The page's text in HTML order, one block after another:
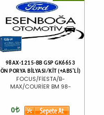
98AX-1215-BB GSP GK6653
ÖN PORYA BİLYASI/KİT (+ABS'Lİ)
FOCUS/FİESTA/B-
MAX/COURİER BM 98-
0